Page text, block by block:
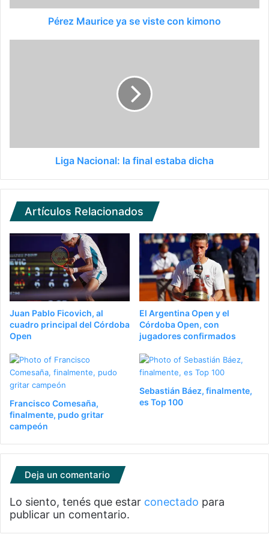
Pérez Maurice ya se viste con kimono
Liga Nacional: la final estaba dicha
Artículos Relacionados
Juan Pablo Ficovich, al
cuadro principal del Córdoba
Open
El Argentina Open y el
Córdoba Open, con
jugadores confirmados
Francisco Comesaña,
finalmente, pudo gritar
campeón
Sebastián Báez, finalmente,
es Top 100
Deja un comentario
Lo siento, tenés que estar conectado para
publicar un comentario.